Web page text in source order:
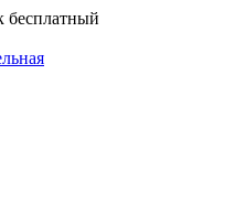
бесплатный